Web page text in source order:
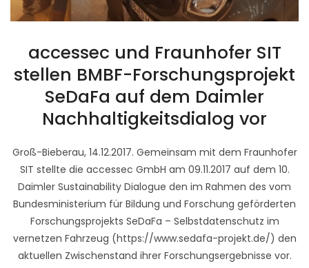
accessec und Fraunhofer SIT
stellen BMBF-Forschungsprojekt
SeDaFa auf dem Daimler
Nachhaltigkeitsdialog vor
Groß-Bieberau, 14.12.2017. Gemeinsam mit dem Fraunhofer
SIT stellte die accessec GmbH am 09.11.2017 auf dem 10.
Daimler Sustainability Dialogue den im Rahmen des vom
Bundesministerium für Bildung und Forschung geförderten
Forschungsprojekts SeDaFa – Selbstdatenschutz im
vernetzen Fahrzeug (https://www.sedafa-projekt.de/) den
aktuellen Zwischenstand ihrer Forschungsergebnisse vor.